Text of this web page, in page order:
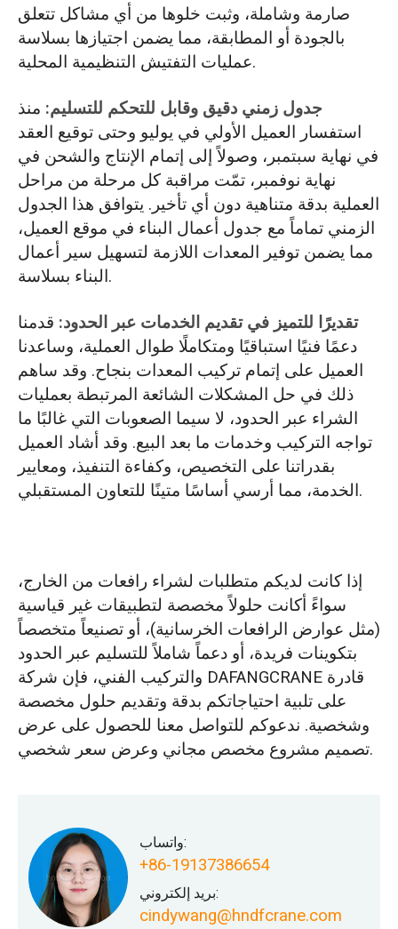
صارمة وشاملة، وثبت خلوها من أي مشاكل تتعلق
بالجودة أو المطابقة، مما يضمن اجتيازها بسلاسة
عمليات التفتيش التنظيمية المحلية.
جدول زمني دقيق وقابل للتحكم للتسليم: منذ
استفسار العميل الأولي في يوليو وحتى توقيع العقد
في نهاية سبتمبر، وصولاً إلى إتمام الإنتاج والشحن في
نهاية نوفمبر، تمّت مراقبة كل مرحلة من مراحل
العملية بدقة متناهية دون أي تأخير. يتوافق هذا الجدول
الزمني تماماً مع جدول أعمال البناء في موقع العميل،
مما يضمن توفير المعدات اللازمة لتسهيل سير أعمال
البناء بسلاسة.
تقديرًا للتميز في تقديم الخدمات عبر الحدود: قدمنا
دعمًا فنيًا استباقيًا ومتكاملًا طوال العملية، وساعدنا
العميل على إتمام تركيب المعدات بنجاح. وقد ساهم
ذلك في حل المشكلات الشائعة المرتبطة بعمليات
الشراء عبر الحدود، لا سيما الصعوبات التي غالبًا ما
تواجه التركيب وخدمات ما بعد البيع. وقد أشاد العميل
بقدراتنا على التخصيص، وكفاءة التنفيذ، ومعايير
الخدمة، مما أرسي أساسًا متينًا للتعاون المستقبلي.
إذا كانت لديكم متطلبات لشراء رافعات من الخارج،
سواءً أكانت حلولاً مخصصة لتطبيقات غير قياسية
(مثل عوارض الرافعات الخرسانية)، أو تصنيعاً متخصصاً
بتكوينات فريدة، أو دعماً شاملاً للتسليم عبر الحدود
والتركيب الفني، فإن شركة DAFANGCRANE قادرة
على تلبية احتياجاتكم بدقة وتقديم حلول مخصصة
وشخصية. ندعوكم للتواصل معنا للحصول على عرض
تصميم مشروع مخصص مجاني وعرض سعر شخصي.
واتساب:
+86-19137386654
بريد إلكتروني:
cindywang@hndfcrane.com